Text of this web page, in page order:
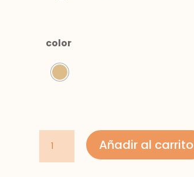
color
peto
Añadir al carrito